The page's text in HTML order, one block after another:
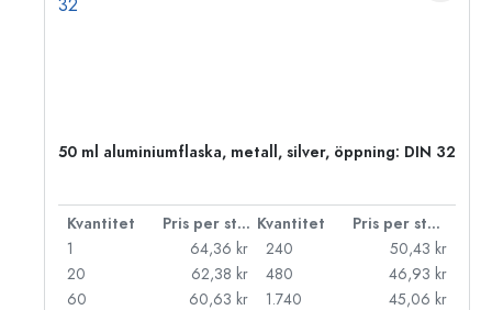
50 ml aluminiumflaska, metall, silver, öppning: DIN 32
Kvantitet Pris per styck Kvantitet
Pris per styck
1
64,36 kr
20
62,38 kr
60
60,63 kr
240
50,43 kr
480
46,93 kr
1.740
45,06 kr